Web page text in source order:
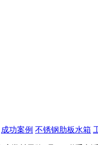
成功案例 不锈钢肋板水箱